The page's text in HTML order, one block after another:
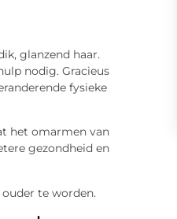
glanzend haar.
nodig. Gracieus
fysieke
het omarmen van
gezondheid en
te worden.